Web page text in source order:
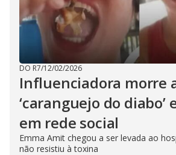
DO R7/12/02/2026
Influenciadora morre
‘caranguejo do diabo’
em rede social
Emma Amit chegou a ser levada ao
não resistiu à toxina